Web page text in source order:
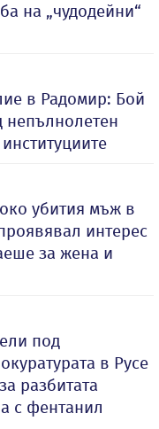
на „чудодейни“
в Радомир: Бой
непълнолетен
убития мъж в
интерес
за жена и
под
в Русе
разбитата
с фентанил